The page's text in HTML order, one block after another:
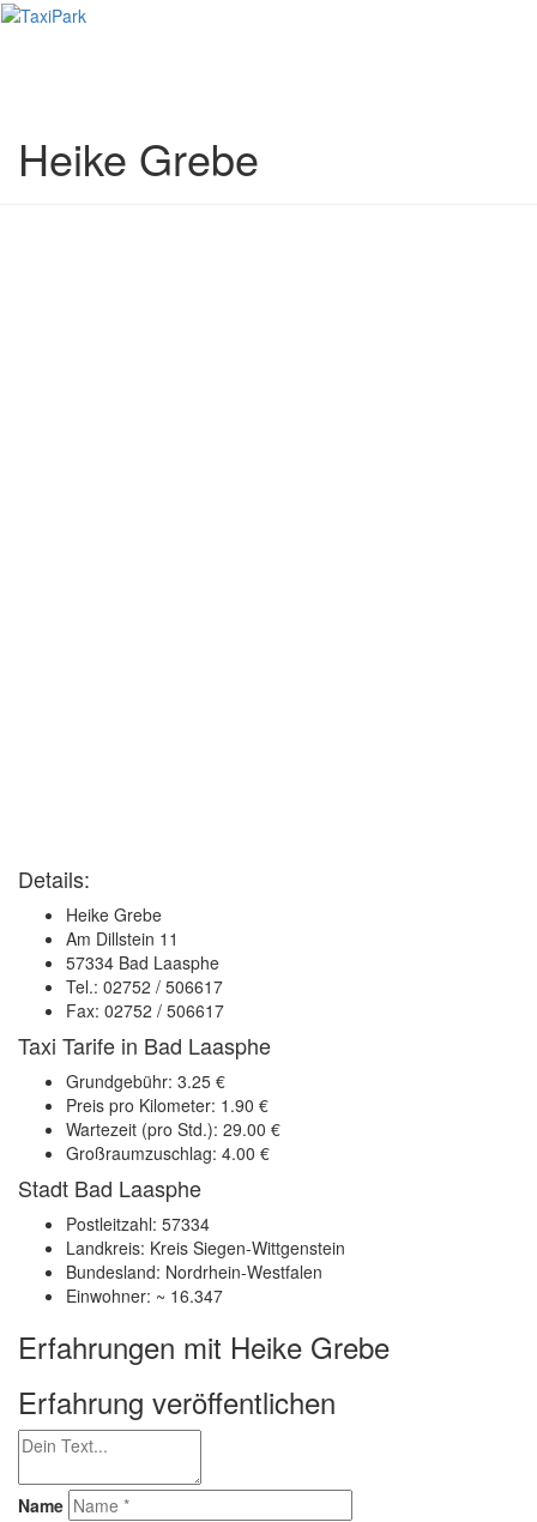
Heike Grebe
Details:
Heike Grebe
Am Dillstein 11
57334 Bad Laasphe
Tel.: 02752 / 506617
Fax: 02752 / 506617
Taxi Tarife in Bad Laasphe
Grundgebühr: 3.25 €
Preis pro Kilometer: 1.90 €
Wartezeit (pro Std.): 29.00 €
Großraumzuschlag: 4.00 €
Stadt Bad Laasphe
Postleitzahl: 57334
Landkreis: Kreis Siegen-Wittgenstein
Bundesland: Nordrhein-Westfalen
Einwohner: ~ 16.347
Erfahrungen mit Heike Grebe
Erfahrung veröffentlichen
Name